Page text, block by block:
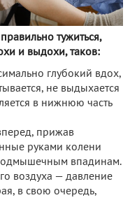
тужиться,
и выдохи, таков:
глубокий вдох,
не выдыхается
в нижнюю часть
прижав
руками колени
впадинам.
воздуха — давление
в свою очередь,